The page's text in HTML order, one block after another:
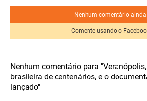
Nenhum comentário ainda
Comente usando o
Nenhum comentário para
brasileira de centenários, e o
lançado"